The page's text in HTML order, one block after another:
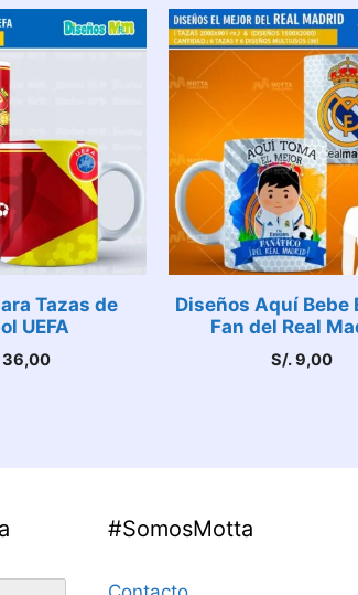
Tazas de
UEFA
Diseños Aquí Bebe
Fan del Real
S/.9,00
#SomosMotta